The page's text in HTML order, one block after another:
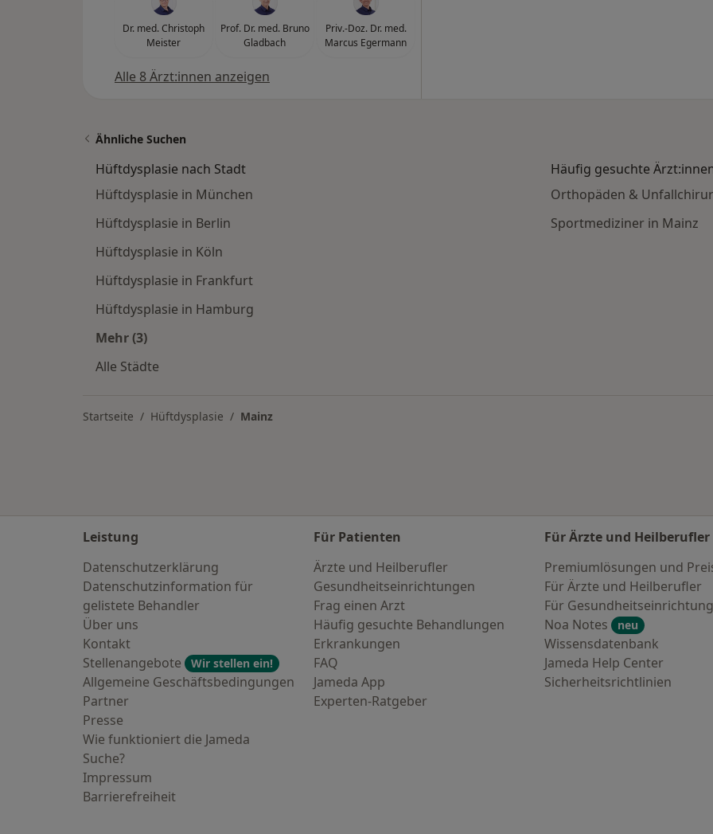
Dr. med. Christoph
Meister
Prof. Dr. med. Bruno
Gladbach
Priv.-Doz. Dr. med.
Marcus Egermann
Alle 8 Ärzt:innen anzeigen
Ähnliche Suchen
Hüftdysplasie nach Stadt
Hüftdysplasie in München
Hüftdysplasie in Berlin
Hüftdysplasie in Köln
Hüftdysplasie in Frankfurt
Hüftdysplasie in Hamburg
Mehr (3)
Alle Städte
Häufig gesuchte
Orthopäden &
Sportmediziner in Mainz
Startseite Hüftdysplasie Mainz
Leistung
Datenschutzerklärung
Datenschutzinformation für
gelistete Behandler
Über uns
Kontakt
Stellenangebote
Wir stellen ein!
Allgemeine Geschäftsbedingungen
Partner
Presse
Wie funktioniert die Jameda
Suche?
Impressum
Barrierefreiheit
Für Patienten
Ärzte und Heilberufler
Gesundheitseinrichtungen
Frag einen Arzt
Häufig gesuchte Behandlungen
Erkrankungen
FAQ
Jameda App
Experten-Ratgeber
Für Ärzte und Heilberufler
Premiumlösungen und
Für Ärzte und Heilberufler
Für
Noa Notes
neu
Wissensdatenbank
Jameda Help Center
Sicherheitsrichtlinien